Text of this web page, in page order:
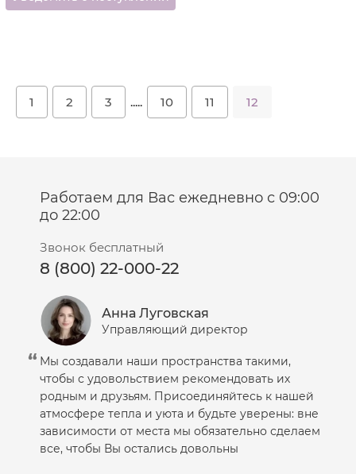
1 2 3 ..... 10 11 12
Работаем для Вас ежедневно с 09:00
до 22:00
Звонок бесплатный
8 (800) 22-000-22
Анна Луговская
Управляющий директор
Мы создавали наши пространства такими,
чтобы с удовольствием рекомендовать их
родным и друзьям. Присоединяйтесь к нашей
атмосфере тепла и уюта и будьте уверены: вне
зависимости от места мы обязательно сделаем
все, чтобы Вы остались довольны